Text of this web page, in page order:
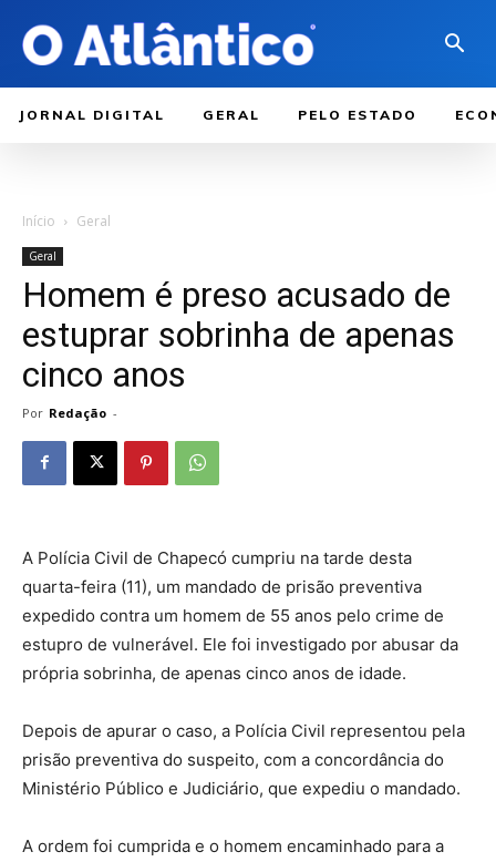
JORNAL DIGITAL GERAL PELO ESTADO
Início Geral
Geral
Homem é preso acusado de
estuprar sobrinha de apenas
cinco anos
Por Redação -
A Polícia Civil de Chapecó cumpriu na tarde desta
quarta-feira (11), um mandado de prisão preventiva
expedido contra um homem de 55 anos pelo crime de
estupro de vulnerável. Ele foi investigado por abusar da
própria sobrinha, de apenas cinco anos de idade.
Depois de apurar o caso, a Polícia Civil representou pela
prisão preventiva do suspeito, com a concordância do
Ministério Público e Judiciário, que expediu o mandado.
A ordem foi cumprida e o homem encaminhado para a